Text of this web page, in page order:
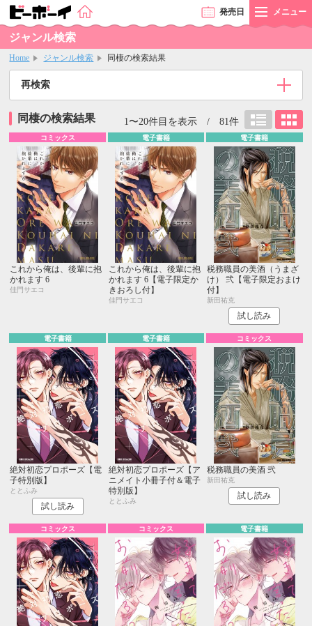
発売日 メニュー
ジャンル検索
Home ジャンル検索 同棲の検索結果
再検索
同棲の検索結果 1〜20件目を表示 / 81件
コミックス
これから俺は、後輩に抱
かれます 6
佳門サエコ
電子書籍
これから俺は、後輩に抱
かれます 6【電子限定か
きおろし付】
佳門サエコ
電子書籍
税務職員の美酒（うまざ
け） 弐【電子限定おまけ
付】
新田祐克
試し読み
電子書籍
絶対初恋プロポーズ【電
子特別版】
ととふみ
試し読み
電子書籍
絶対初恋プロポーズ【ア
ニメイト小冊子付＆電子
特別版】
ととふみ
コミックス
税務職員の美酒 弐
新田祐克
試し読み
コミックス コミックス 電子書籍